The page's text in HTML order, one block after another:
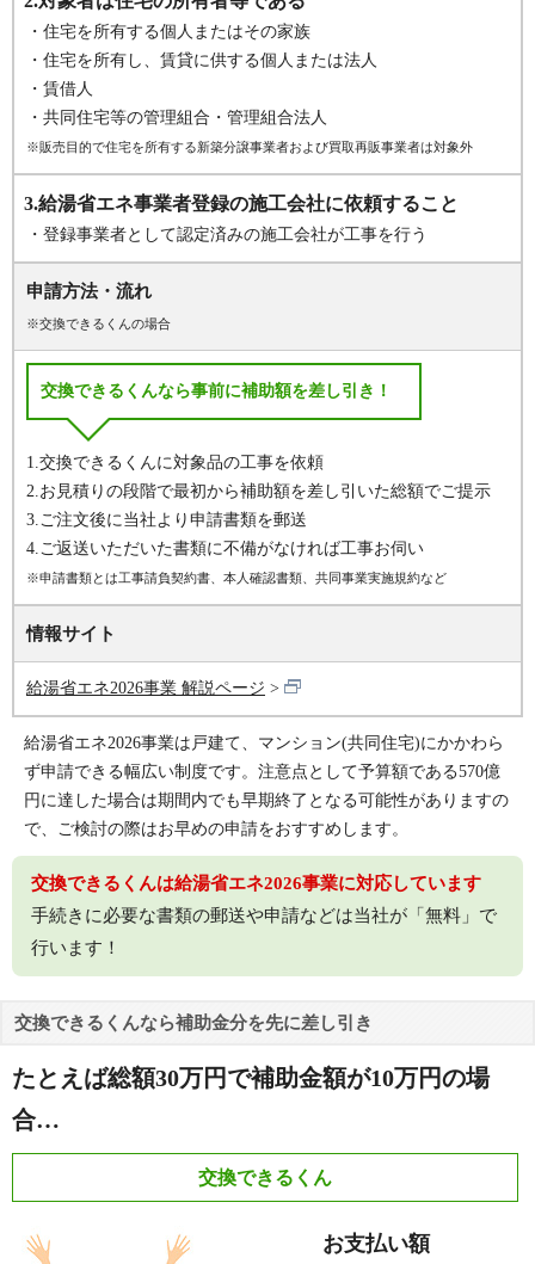
・住宅を所有する個人またはその家族
・住宅を所有し、賃貸に供する個人または法人
・賃借人
・共同住宅等の管理組合・管理組合法人
※販売目的で住宅を所有する新築分譲事業者および買取再販事業者は対象外
3.給湯省エネ事業者登録の施工会社に依頼すること
・登録事業者として認定済みの施工会社が工事を行う
申請方法・流れ
※交換できるくんの場合
交換できるくんなら事前に補助額を差し引き！
1.交換できるくんに対象品の工事を依頼
2.お見積りの段階で最初から補助額を差し引いた総額でご提示
3.ご注文後に当社より申請書類を郵送
4.ご返送いただいた書類に不備がなければ工事お伺い
※申請書類とは工事請負契約書、本人確認書類、共同事業実施規約など
情報サイト
給湯省エネ2026事業 解説ページ
給湯省エネ2026事業は戸建て、マンション(共同住宅)にかかわら
ず申請できる幅広い制度です。注意点として予算額である570億
円に達した場合は期間内でも早期終了となる可能性がありますの
で、ご検討の際はお早めの申請をおすすめします。
交換できるくんは給湯省エネ2026事業に対応しています
手続きに必要な書類の郵送や申請などは当社が「無料」で
行います！
交換できるくんなら補助金分を先に差し引き
たとえば総額30万円で補助金額が10万円の場
合…
交換できるくん
お支払い額